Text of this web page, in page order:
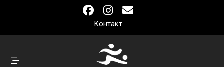
Контакт